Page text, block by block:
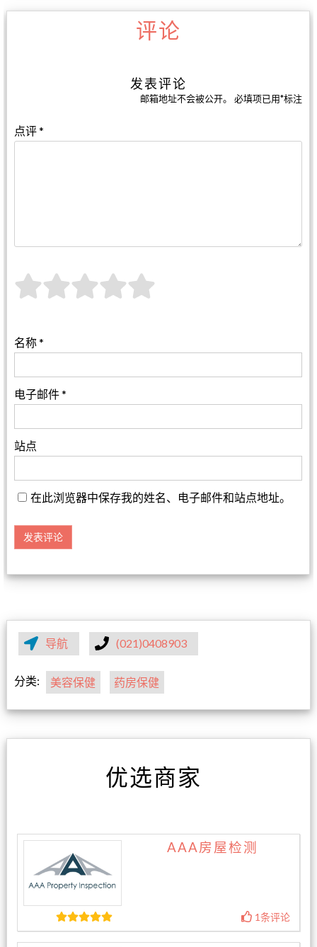
评论
发表评论
邮箱地址不会被公开。 必填项已用*标注
点评*
名称*
电子邮件*
站点
在此浏览器中保存我的姓名、电子邮件和站点地址。
导航 (021)0408903
分类: 美容保健 药房保健
优选商家
AAA房屋检测
1条评论